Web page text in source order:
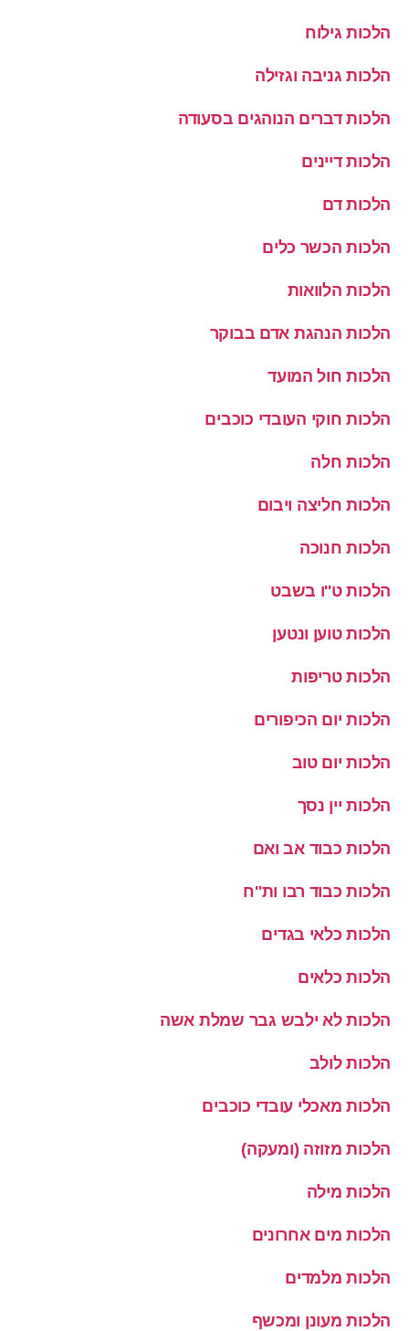
הלכות גילוח
הלכות גניבה וגזילה
הלכות דברים הנוהגים בסעודה
הלכות דיינים
הלכות דם
הלכות הכשר כלים
הלכות הלוואות
הלכות הנהגת אדם בבוקר
הלכות חול המועד
הלכות חוקי העובדי כוכבים
הלכות חלה
הלכות חליצה ויבום
הלכות חנוכה
הלכות ט''ו בשבט
הלכות טוען ונטען
הלכות טריפות
הלכות יום הכיפורים
הלכות יום טוב
הלכות יין נסך
הלכות כבוד אב ואם
הלכות כבוד רבו ות''ח
הלכות כלאי בגדים
הלכות כלאים
הלכות לא ילבש גבר שמלת אשה
הלכות לולב
הלכות מאכלי עובדי כוכבים
הלכות מזוזה (ומעקה)
הלכות מילה
הלכות מים אחרונים
הלכות מלמדים
הלכות מעונן ומכשף